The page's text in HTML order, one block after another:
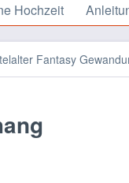
Hochzeit
Fantasy